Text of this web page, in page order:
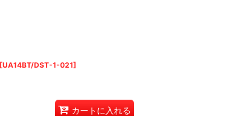
[UA14BT/DST-1-021]
カートに入れる